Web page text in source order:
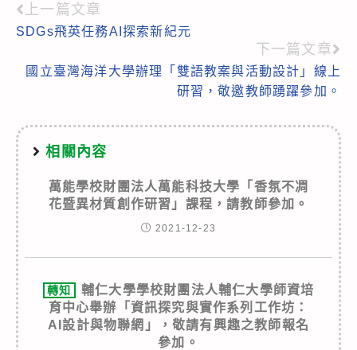
Read
more
articles
上一篇文章
SDGs飛英任務AI探索新紀元
下一篇文章
國立臺灣海洋大學辦理「雙語教案與活動設計」線上
研習，敬邀教師踴躍參加。
相關內容
萬能學校財團法人萬能科技大學「香氛不凋
花暨異材質創作研習」課程，請教師參加。
2021-12-23
轉知
輔仁大學學校財團法人輔仁大學師資培
育中心舉辦「資訊探究與實作系列工作坊：
AI設計與物聯網」，敬請有興趣之教師報名
參加。